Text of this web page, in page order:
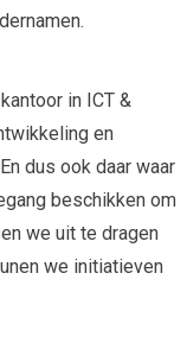
in ICT &
en
dus ook daar waar
beschikken om
we uit te dragen
we initiatieven